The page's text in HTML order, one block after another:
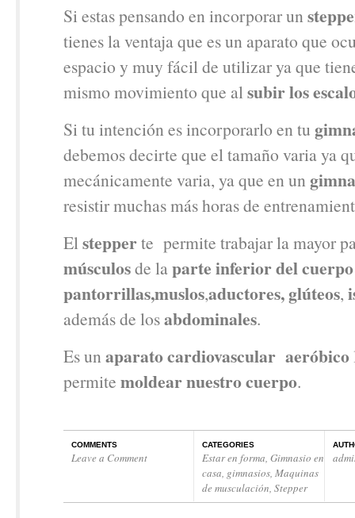
Si estas pensando en incorporar un
tienes la ventaja que es un aparato que
espacio y muy fácil de utilizar ya que
mismo movimiento que alsubir los
Si tu intención es incorporarlo en tu
debemos decirte que el tamaño varia ya
mecánicamente varia, ya que en un
resistir muchas más horas de
Elstepperte permite trabajar la mayor
músculosde laparte inferior del cuerpo
pantorrillas,muslos,aductores,glúteos,
además de losabdominales.
Es un aparato cardiovascular aeróbico
permite moldear nuestro cuerpo.
COMMENTS
Leave a Comment
CATEGORIES
Estar en forma, Gimnasio en
casa, gimnasios, Maquinas
de musculación, Stepper